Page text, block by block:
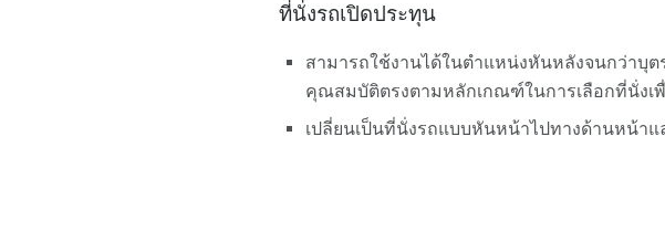
ที่นั่งรถเปิดประทุน
สามารถใช้งานได้ในตำแหน่งหันหลังจนกว่าบุ
คุณสมบัติตรงตามหลักเกณฑ์ในการเลือกที่นั่งเ
เปลี่ยนเป็นที่นั่งรถแบบหันหน้าไปทางด้านหน้า